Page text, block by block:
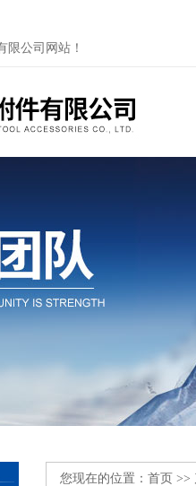
限公司网站！
您现在的位置： 首页 >>